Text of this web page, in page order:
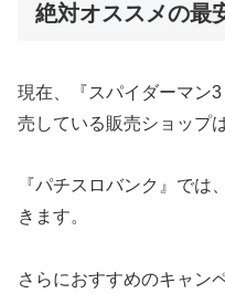
絶対オススメの最
現在、『スパイダーマン
売している販売ショップ
『パチスロバンク』では
きます。
さらにおすすめのキャン